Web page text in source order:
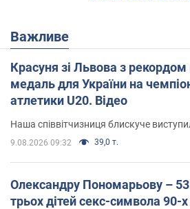
Важливе
Красуня зі Львова з рекордом
медаль для України на
атлетики U20. Відео
Наша співвітчизниця блискуче
9.08.2026 09:32 39,0 т.
Олександру Пономарьову –
трьох дітей секс-символа 90-